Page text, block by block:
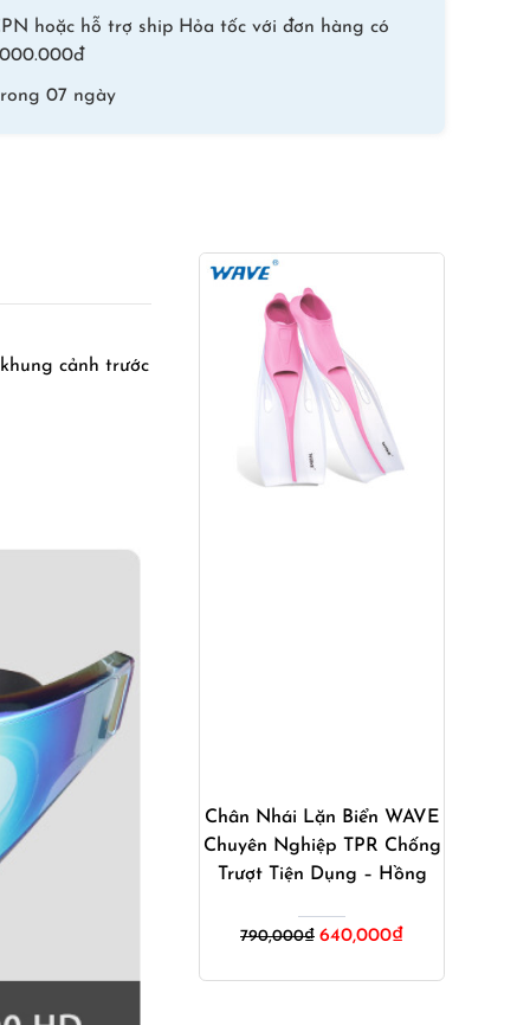
Đen
số
hoặc hỗ trợ ship Hỏa tốc với đơn hàng có
07 ngày
cảnh trước
Chân Nhái Lặn Biển WAVE
Chuyên Nghiệp TPR Chống
Trượt Tiện Dụng – Hồng
790,000₫ Giá
là:
640,000₫Giá
tại